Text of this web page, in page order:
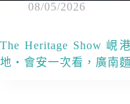
08/05/2026
The Heritage Show 峴
地・會安一次看，廣南